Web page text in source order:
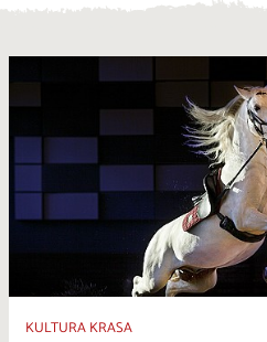
KULTURA KRASA